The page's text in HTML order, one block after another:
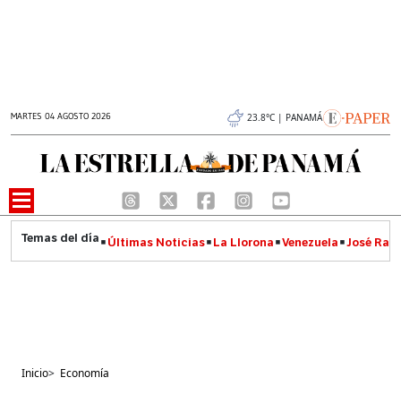
MARTES 04 AGOSTO 2026 23.8°C | PANAMÁ
Últimas Noticias La Llorona Venezuela José
Inicio> Economía